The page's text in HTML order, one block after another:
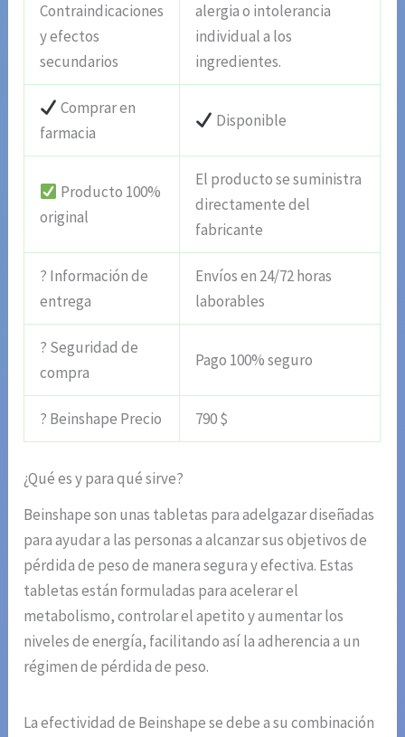
Contraindicaciones
y efectos
secundarios
alergia o intolerancia
individual a los
ingredientes.
Comprar en
farmacia
Disponible
Producto 100%
original
El producto se suministra
directamente del
fabricante
? Información de
entrega
Envíos en 24/72 horas
laborables
? Seguridad de
compra
Pago 100% seguro
? Beinshape Precio 790 $
¿Qué es y para qué sirve?
Beinshape son unas tabletas para adelgazar diseñadas
para ayudar a las personas a alcanzar sus objetivos de
pérdida de peso de manera segura y efectiva. Estas
tabletas están formuladas para acelerar el
metabolismo, controlar el apetito y aumentar los
niveles de energía, facilitando así la adherencia a un
régimen de pérdida de peso.
La efectividad de Beinshape se debe a su combinación